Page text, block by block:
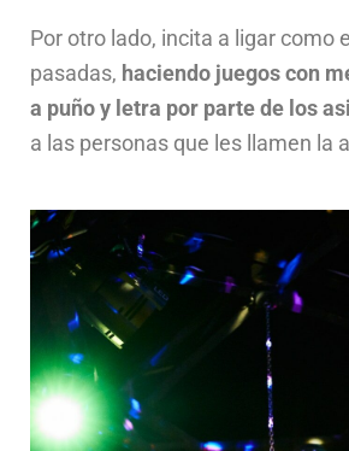
Por otro lado, incita a ligar como
pasadas, haciendo juegos con
a puño y letra por parte de los
a las personas que les llamen la